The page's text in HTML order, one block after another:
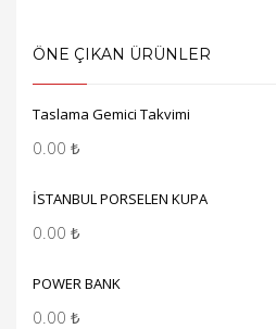
ÖNE ÇIKAN ÜRÜNLER
Taslama Gemici Takvimi
0.00 ₺
İSTANBUL PORSELEN KUPA
0.00 ₺
POWER BANK
0.00 ₺